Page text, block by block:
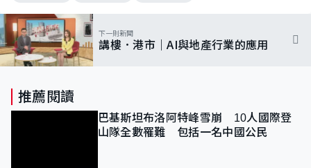
下一則新聞
講樓．港市｜AI與地產行業的應用
推薦閱讀
巴基斯坦布洛阿特峰雪崩 10人國際登
山隊全數罹難 包括一名中國公民